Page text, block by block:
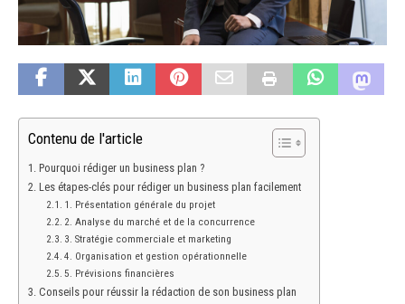
Contenu de l'article
Pourquoi rédiger un business plan ?
Les étapes-clés pour rédiger un business plan facilement
1. Présentation générale du projet
2. Analyse du marché et de la concurrence
3. Stratégie commerciale et marketing
4. Organisation et gestion opérationnelle
5. Prévisions financières
Conseils pour réussir la rédaction de son business plan